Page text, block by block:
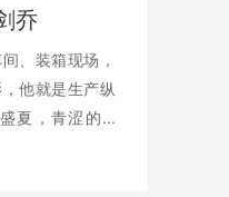
乔
、装箱现场，
他就是生产纵
夏，青涩的...